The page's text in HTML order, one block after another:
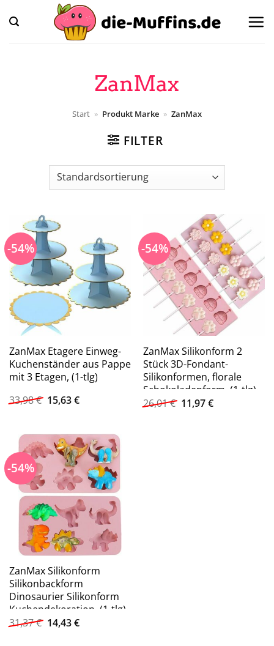
Inhalt
springen
ZanMax
Start » Produkt Marke » ZanMax
FILTER
-54%
ZanMax Etagere Einweg-
Kuchenständer aus Pappe
mit 3 Etagen, (1-tlg)
33,98€ Ursprünglicher
Preis
15,63€Aktueller
-54%
ZanMax Silikonform 2
Stück 3D-Fondant-
Silikonformen, florale
Schokoladenform, (1-tlg)
26,01€ Ursprünglicher
Preis
11,97€Aktueller
-54%
ZanMax Silikonform
Silikonbackform
Dinosaurier Silikonform
Kuchendekoration, (1-tlg)
31,37€ Ursprünglicher
Preis
14,43€Aktueller